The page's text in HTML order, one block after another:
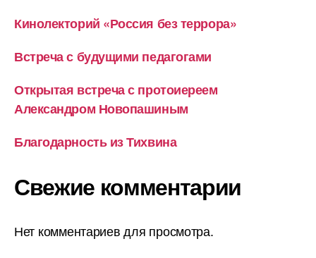
Кинолекторий «Россия без террора»
Встреча с будущими педагогами
Открытая встреча с протоиереем
Александром Новопашиным
Благодарность из Тихвина
Свежие комментарии
Нет комментариев для просмотра.